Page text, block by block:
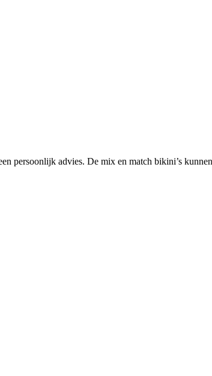
persoonlijk advies. De mix en match bikini’s